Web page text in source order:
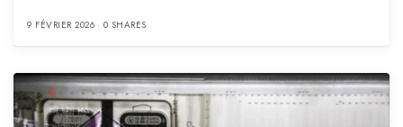
9 FÉVRIER 2026 0 SHARES